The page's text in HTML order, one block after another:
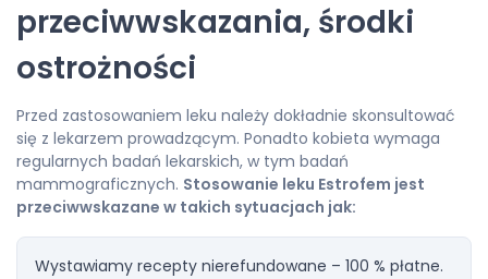
przeciwwskazania, środki
ostrożności
Przed zastosowaniem leku należy dokładnie skonsultować
się z lekarzem prowadzącym. Ponadto kobieta wymaga
regularnych badań lekarskich, w tym badań
mammograficznych. Stosowanie leku Estrofem jest
przeciwwskazane w takich sytuacjach jak:
Wystawiamy recepty nierefundowane – 100 % płatne.